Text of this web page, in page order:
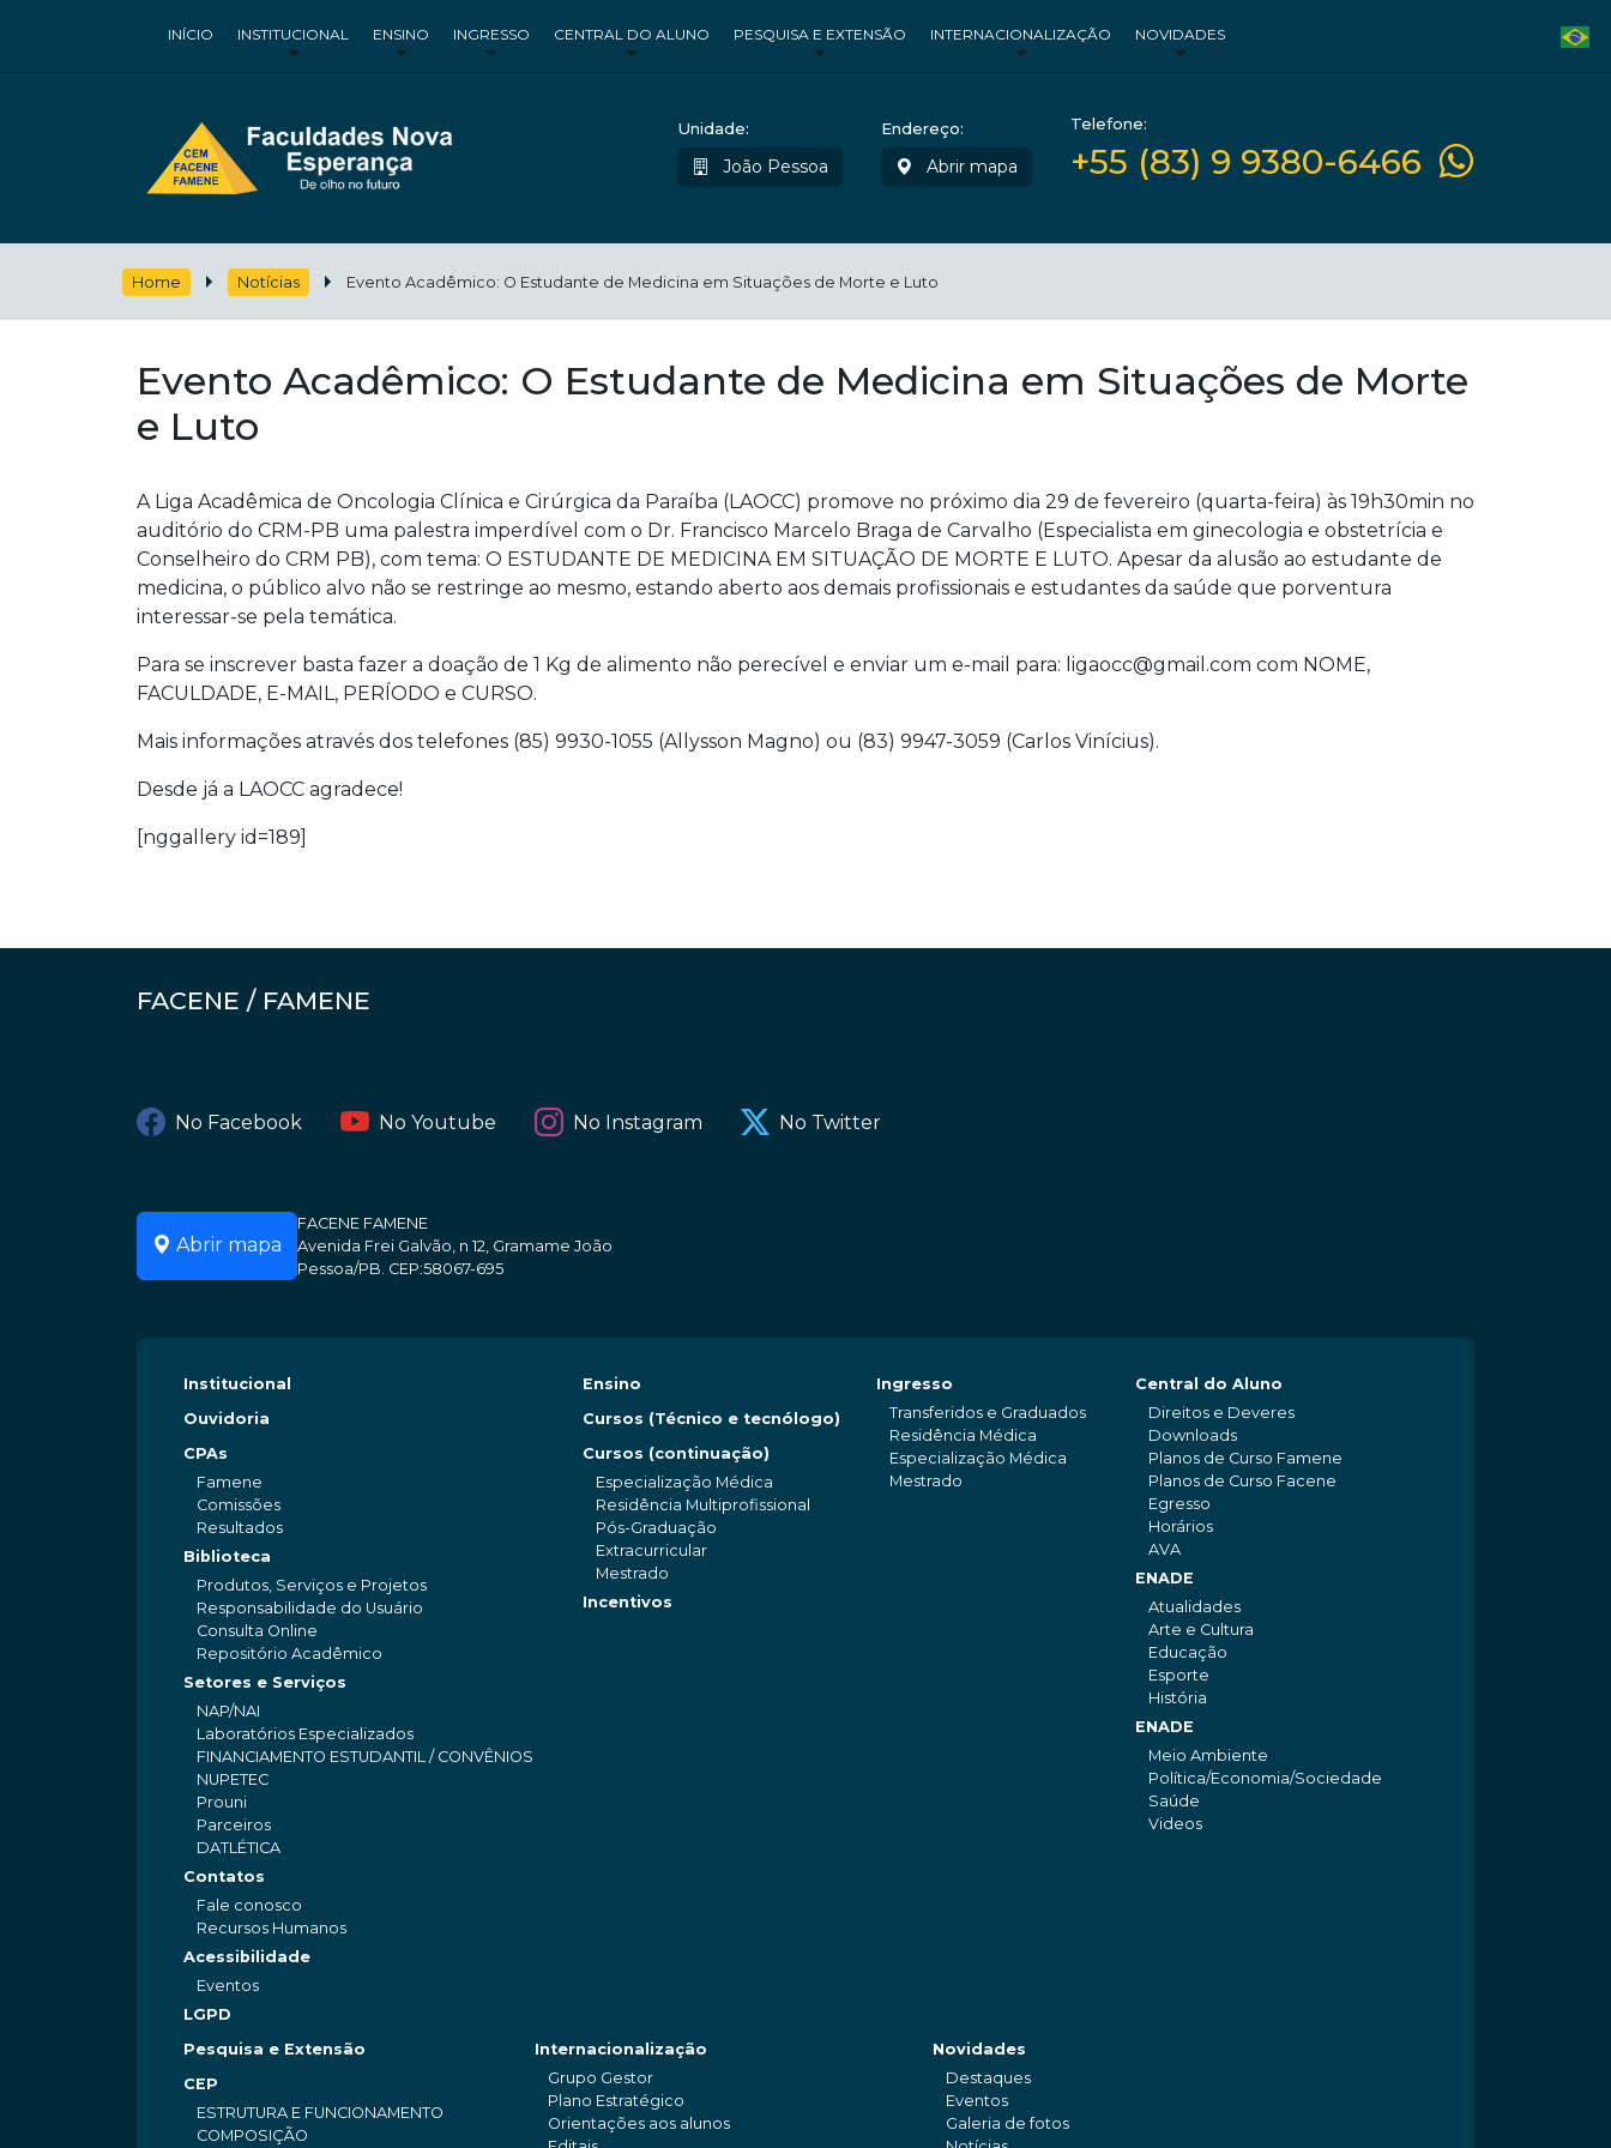
INÍCIO INSTITUCIONAL ENSINO INGRESSO CENTRAL DO ALUNO PESQUISA E EXTENSÃO INTERNACIONALIZAÇÃO NOVIDADES
Unidade:
João Pessoa
Endereço:
Abrir mapa
Telefone:
+55 (83) 9 9380-6466
Home Notícias Evento Acadêmico: O Estudante de Medicina em Situações de Morte e Luto
Evento Acadêmico: O Estudante de Medicina em Situações de Morte
e Luto
A Liga Acadêmica de Oncologia Clínica e Cirúrgica da Paraíba (LAOCC) promove no próximo dia 29 de fevereiro (quarta-feira) às 19h30min no
auditório do CRM-PB uma palestra imperdível com o Dr. Francisco Marcelo Braga de Carvalho (Especialista em ginecologia e obstetrícia e
Conselheiro do CRM PB), com tema: O ESTUDANTE DE MEDICINA EM SITUAÇÃO DE MORTE E LUTO. Apesar da alusão ao estudante de
medicina, o público alvo não se restringe ao mesmo, estando aberto aos demais profissionais e estudantes da saúde que porventura
interessar-se pela temática.
Para se inscrever basta fazer a doação de 1 Kg de alimento não perecível e enviar um e-mail para: ligaocc@gmail.com com NOME,
FACULDADE, E-MAIL, PERÍODO e CURSO.
Mais informações através dos telefones (85) 9930-1055 (Allysson Magno) ou (83) 9947-3059 (Carlos Vinícius).
Desde já a LAOCC agradece!
[nggallery id=189]
FACENE / FAMENE
No Facebook No Youtube No Instagram No Twitter
Abrir mapa
FACENE FAMENE
Avenida Frei Galvão, n 12, Gramame João
Pessoa/PB. CEP:58067-695
Institucional
Ouvidoria
CPAs
Famene
Comissões
Resultados
Biblioteca
Produtos, Serviços e Projetos
Responsabilidade do Usuário
Consulta Online
Repositório Acadêmico
Setores e Serviços
NAP/NAI
Laboratórios Especializados
FINANCIAMENTO ESTUDANTIL / CONVÊNIOS
NUPETEC
Prouni
Parceiros
DATLÉTICA
Contatos
Fale conosco
Recursos Humanos
Acessibilidade
Eventos
LGPD
Ensino
Cursos (Técnico e tecnólogo)
Cursos (continuação)
Especialização Médica
Residência Multiprofissional
Pós-Graduação
Extracurricular
Mestrado
Incentivos
Ingresso
Transferidos e Graduados
Residência Médica
Especialização Médica
Mestrado
Central do Aluno
Direitos e Deveres
Downloads
Planos de Curso Famene
Planos de Curso Facene
Egresso
Horários
AVA
ENADE
Atualidades
Arte e Cultura
Educação
Esporte
História
ENADE
Meio Ambiente
Política/Economia/Sociedade
Saúde
Videos
Pesquisa e Extensão
CEP
ESTRUTURA E FUNCIONAMENTO
COMPOSIÇÃO
Internacionalização
Grupo Gestor
Plano Estratégico
Orientações aos alunos
Novidades
Destaques
Eventos
Galeria de fotos